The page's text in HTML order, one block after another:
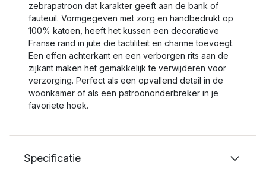
zebrapatroon dat karakter geeft aan de bank of
fauteuil. Vormgegeven met zorg en handbedrukt op
100% katoen, heeft het kussen een decoratieve
Franse rand in jute die tactiliteit en charme toevoegt.
Een effen achterkant en een verborgen rits aan de
zijkant maken het gemakkelijk te verwijderen voor
verzorging. Perfect als een opvallend detail in de
woonkamer of als een patroononderbreker in je
favoriete hoek.
Specificatie